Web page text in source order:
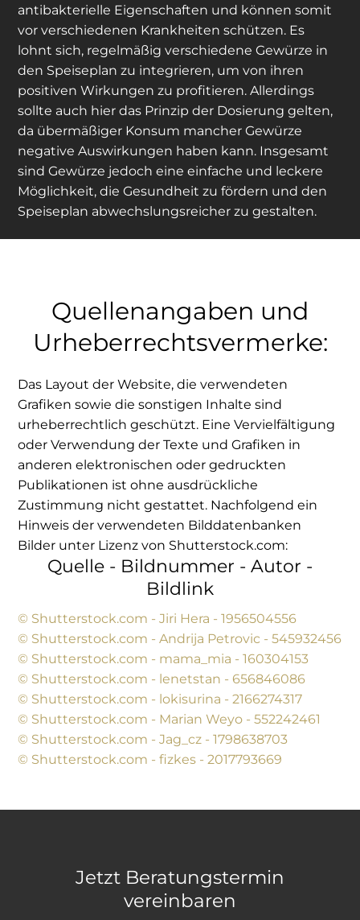
antibakterielle Eigenschaften und können somit
vor verschiedenen Krankheiten schützen. Es
lohnt sich, regelmäßig verschiedene Gewürze in
den Speiseplan zu integrieren, um von ihren
positiven Wirkungen zu profitieren. Allerdings
sollte auch hier das Prinzip der Dosierung gelten,
da übermäßiger Konsum mancher Gewürze
negative Auswirkungen haben kann. Insgesamt
sind Gewürze jedoch eine einfache und leckere
Möglichkeit, die Gesundheit zu fördern und den
Speiseplan abwechslungsreicher zu gestalten.
Quellenangaben und
Urheberrechtsvermerke:
Das Layout der Website, die verwendeten
Grafiken sowie die sonstigen Inhalte sind
urheberrechtlich geschützt. Eine Vervielfältigung
oder Verwendung der Texte und Grafiken in
anderen elektronischen oder gedruckten
Publikationen ist ohne ausdrückliche
Zustimmung nicht gestattet. Nachfolgend ein
Hinweis der verwendeten Bilddatenbanken
Bilder unter Lizenz von Shutterstock.com:
Quelle - Bildnummer - Autor -
Bildlink
© Shutterstock.com - Jiri Hera - 1956504556
© Shutterstock.com - Andrija Petrovic - 545932456
© Shutterstock.com - mama_mia - 160304153
© Shutterstock.com - lenetstan - 656846086
© Shutterstock.com - lokisurina - 2166274317
© Shutterstock.com - Marian Weyo - 552242461
© Shutterstock.com - Jag_cz - 1798638703
© Shutterstock.com - fizkes - 2017793669
Jetzt Beratungstermin
vereinbaren